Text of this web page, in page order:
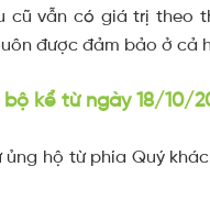
vẫn có giá trị theo
được đảm bảo ở cả
kể từ ngày 18/10/
hộ từ phía Quý